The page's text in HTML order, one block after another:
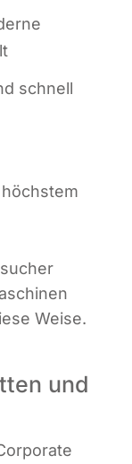
schnell
Weise.
und